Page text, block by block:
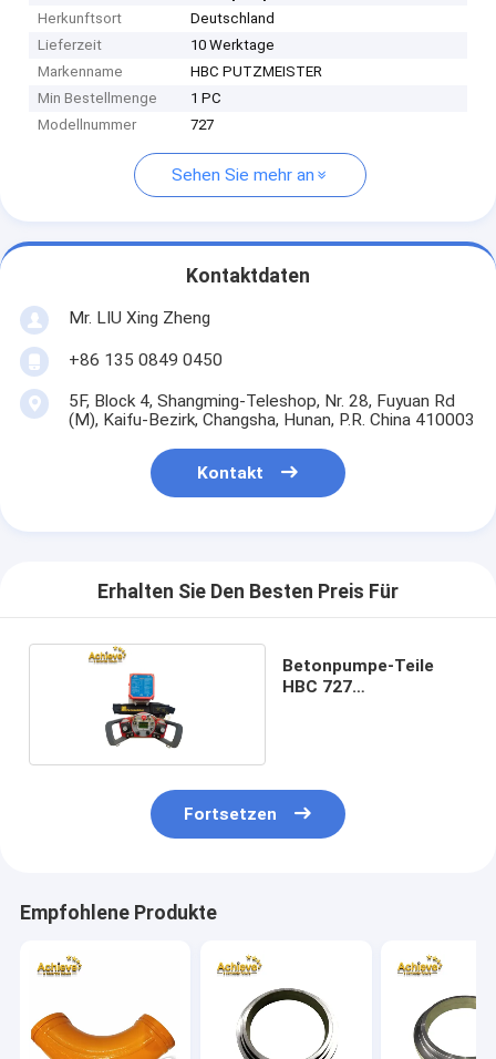
Herkunftsort
Deutschland
Lieferzeit
10 Werktage
Markenname
HBC PUTZMEISTER
Min Bestellmenge
1 PC
Modellnummer
727
Sehen Sie mehr an
Kontaktdaten
Mr. LIU Xing Zheng
+86 135 0849 0450
5F, Block 4, Shangming-Teleshop, Nr. 28, Fuyuan Rd
(M), Kaifu-Bezirk, Changsha, Hunan, P.R. China 410003
Kontakt
Erhalten Sie Den Besten Preis Für
Betonpumpe-Teile
HBC 727
Fortsetzen
Empfohlene Produkte